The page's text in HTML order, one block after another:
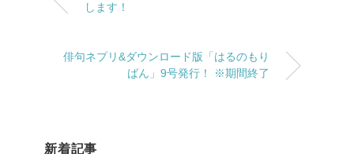
します！
俳句ネプリ&ダウンロード版「はるのもり
ばん」9号発行！ ※期間終了
新着記事